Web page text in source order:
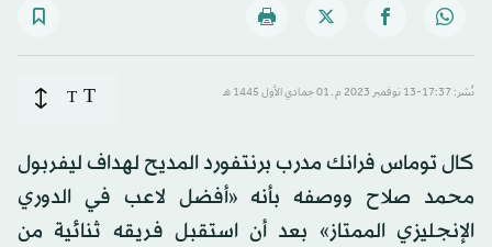
نُشر: 17:37-13 نوفمبر 2023 م ـ 01 جمادي الأول 1445 هـ T
T
كال توماس فرانك مدرب برنتفورد المديح لهداف ليفربول
محمد صلاح ووصفه بأنه «أفضل لاعب في الدوري
الإنجليزي الممتاز» بعد أن استقبل فريقه ثنائية من